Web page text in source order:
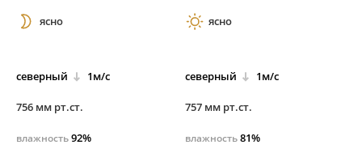
ясно
северный 1м/с
756 мм рт.ст.
влажность92%
ясно
северный 1м/с
757 мм рт.ст.
влажность81%